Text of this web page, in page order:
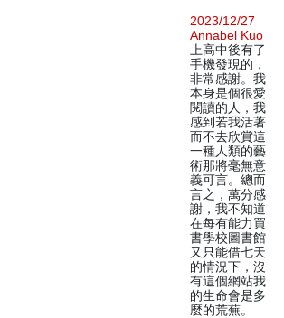
2023/12/27
Annabel Kuo
上高中後有了
手機發現的，
非常感謝。我
本身是個很愛
閱讀的人，我
感到若我活著
而不去欣賞這
一種人類的藝
術那將毫無意
義可言。總而
言之，萬分感
謝，我不知道
在每有能力買
書學校圖書館
又只能借七天
的情況下，沒
有這個網站我
的生命會是多
麼的荒蕪。